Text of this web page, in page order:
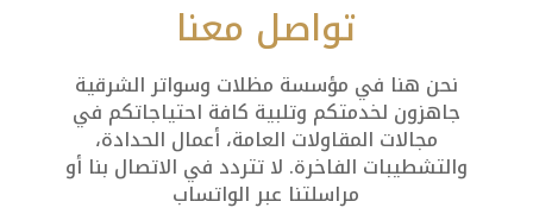
تواصل معنا
نحن هنا في مؤسسة مظلات وسواتر الشرقية
جاهزون لخدمتكم وتلبية كافة احتياجاتكم في
مجالات المقاولات العامة، أعمال الحدادة،
والتشطيبات الفاخرة. لا تتردد في الاتصال بنا أو
مراسلتنا عبر الواتساب